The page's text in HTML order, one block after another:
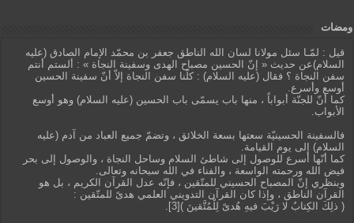
ومضات
قيل : لمّـا سئل مولانا لسان الله الناطق جعفر بن محمّد الإمام الصادق (عليه
السلام)عن حديث « إنّ الحسين مصباح الهدى وسفينة النجاة » : ألستم أنتم
سفن النجاة ؟ فقال (عليه السلام) : كلّنا سفن النجاة إلاّ أنّ سفينة الحسين
أوسع وأسرع.
كما أنّ للجنّة أبواباً ، منها باب يسمّى باب الحسين (عليه السلام) وهو أوسع
الأبواب.
فالسفينة الحسينيّة سعتها بسعة الخلائق ، وتضمّ جميع العباد من آدم (عليه
السلام) إلى يوم القيامة.
كما أنّها أسرع للوصول إلى شاطئ السلام وساحل النجاة ، والوصول إلى بحر
فيض الله ورحمته الواسعة ، والفناء في الله سبحانه وتعالى.
وبنظري إنّ المصباح الحسيني للمتّقين ، فإنّه عدل القرآن الكريم ، بل هو
القرآن الناطق ، وإذا كان القرآن التدويني العلمي هدىً للمتّقين :
( ذلِكَ الكِتابُ لا رَيْبَ فيهِ هُدىً لِلْمُتَّقينَ )[3].